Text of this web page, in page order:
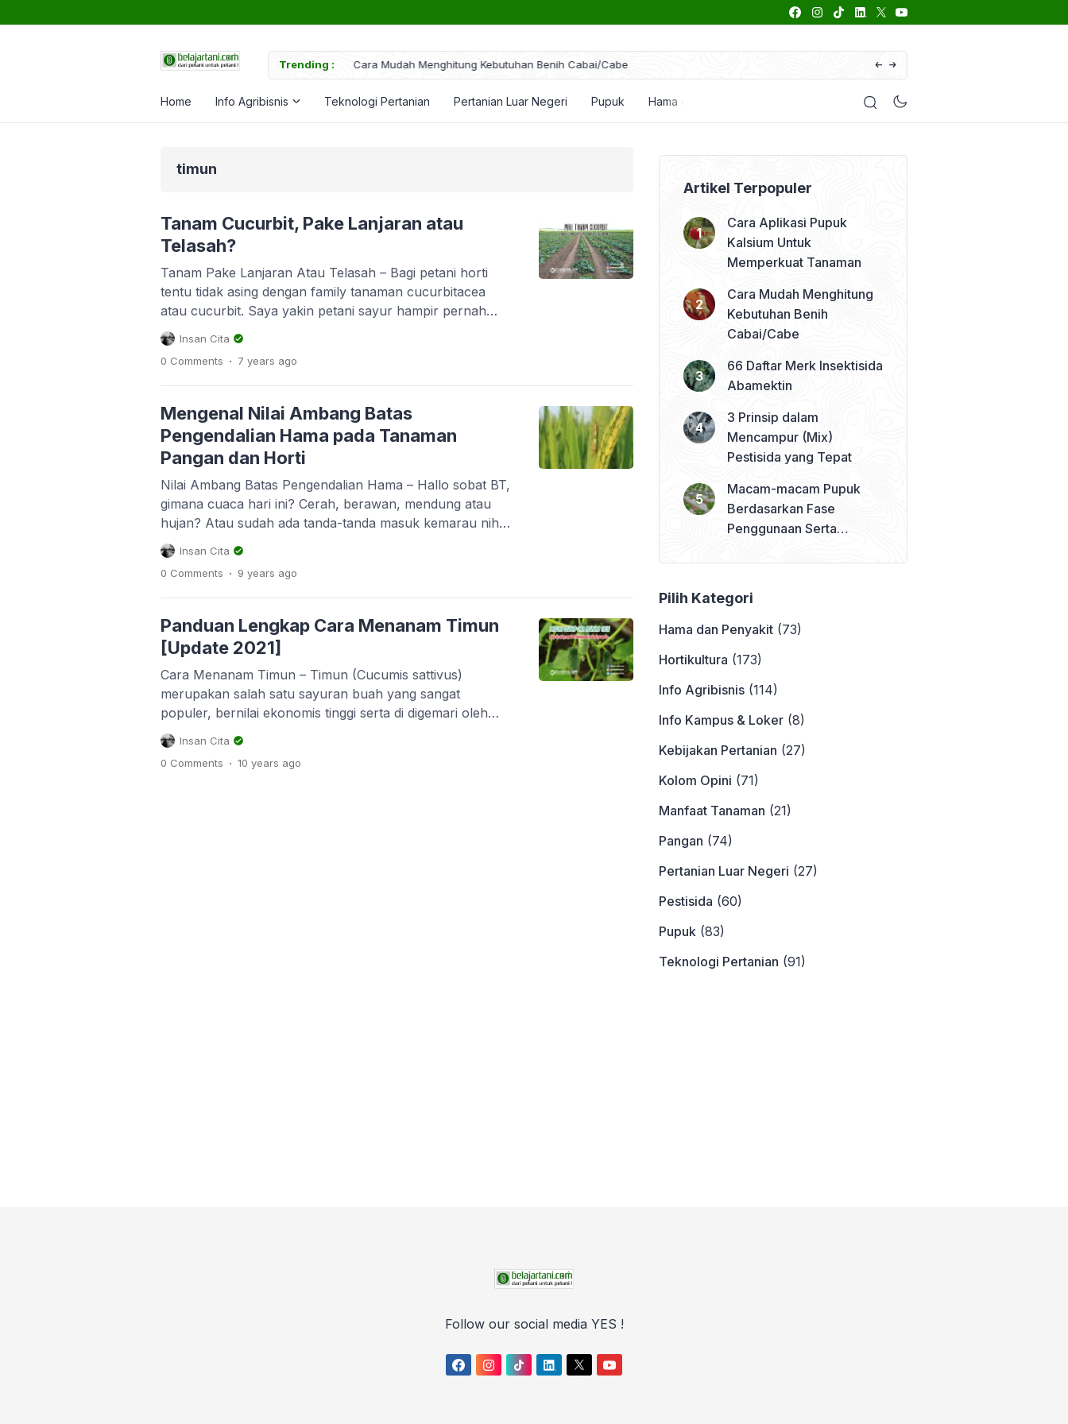
Trending : Cara Mudah Menghitung Kebutuhan Benih Cabai/Cabe 66 Daftar Merk Insektisida Abamektin
Home Info Agribisnis Teknologi Pertanian Pertanian Luar Negeri Pupuk Hama dan Penyakit Manfaat Tanaman
timun
Tanam Cucurbit, Pake Lanjaran atau
Telasah?
Tanam Pake Lanjaran Atau Telasah – Bagi petani horti
tentu tidak asing dengan family tanaman cucurbitacea
atau cucurbit. Saya yakin petani sayur hampir pernah
menanam jenis tanaman dari family cucurbit. Apa saja
yang masuk family cucurbitacea? Tanaman cucurbitace
adalah kelompok tanaman dari keluraga waluh-waluhan,
seperti timun, waluh, semangka, melon, pare, dan
gambas. Dalam menanam cucurbit, khususnya […]
Insan Cita
0 Comments . 7 years ago
Mengenal Nilai Ambang Batas
Pengendalian Hama pada Tanaman
Pangan dan Horti
Nilai Ambang Batas Pengendalian Hama – Hallo sobat BT,
gimana cuaca hari ini? Cerah, berawan, mendung atau
hujan? Atau sudah ada tanda-tanda masuk kemarau nih?
Seperti yang kita ketahui, akhir-akhir ini hampir seluruh
wilayah di indonesia masih mengalami hujan, beberapa
bahkan dengan intensitas yang tinggi. Jika pada musim
hujan intensitas serangan penyakit meningkat, maka pada
[…]
Insan Cita
0 Comments . 9 years ago
Panduan Lengkap Cara Menanam Timun
[Update 2021]
Cara Menanam Timun – Timun (Cucumis sattivus)
merupakan salah satu sayuran buah yang sangat
populer, bernilai ekonomis tinggi serta di digemari oleh
masyarakat. Timun dapat ditemukan di berbagai makanan,
terutama saat ini timun hampir ditemukan sebagai
pelengkap di setiap jenis lalapan. Pada postingan kali ini
Insan Cita
0 Comments . 10 years ago
Artikel Terpopuler
Cara Aplikasi Pupuk
Kalsium Untuk
Memperkuat Tanaman
Cara Mudah Menghitung
Kebutuhan Benih
Cabai/Cabe
66 Daftar Merk Insektisida
Abamektin
3 Prinsip dalam
Mencampur (Mix)
Pestisida yang Tepat
Macam-macam Pupuk
Berdasarkan Fase
Penggunaan Serta
Pilih Kategori
Hama dan Penyakit(73)
Hortikultura (173)
Info Agribisnis(114)
Info Kampus & Loker(8)
Kebijakan Pertanian (27)
Kolom Opini (71)
Manfaat Tanaman (21)
Pangan (74)
Pertanian Luar Negeri (27)
Pestisida (60)
Pupuk(83)
Teknologi Pertanian (91)
Follow our social media YES !